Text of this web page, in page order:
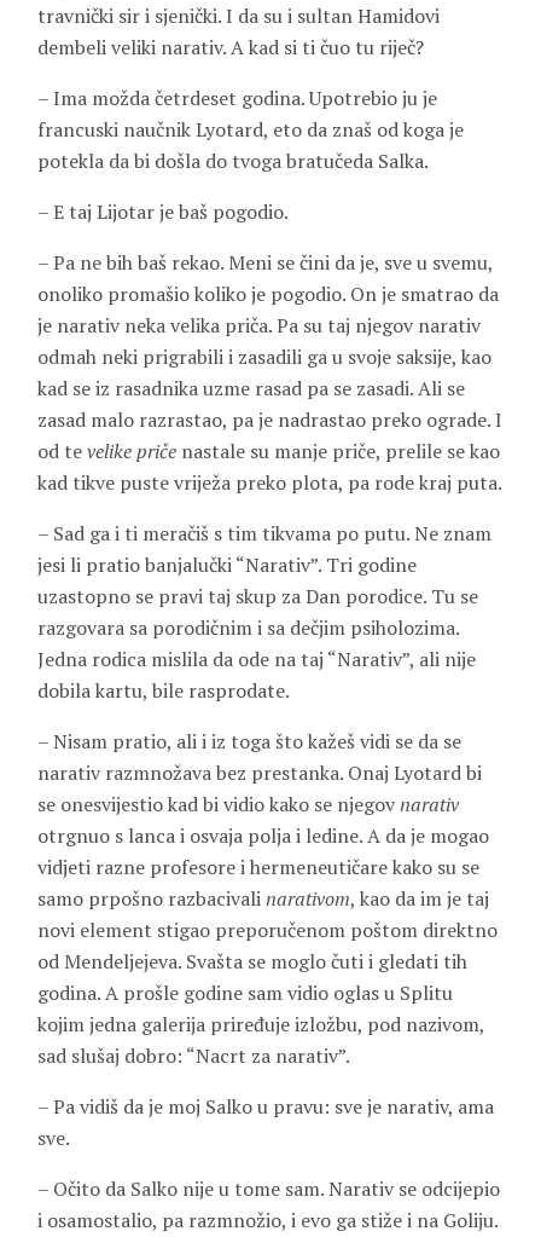
travnički sir i sjenički. I da su i sultanHamidovi
dembeli veliki narativ. A kad si ti čuo tu riječ?
– Ima možda četrdeset godina. Upotrebio ju je
francuski naučnikLyotard, eto da znaš od koga je
potekla da bi došla do tvoga bratučeda Salka.
– E taj Lijotar je baš pogodio.
– Pa ne bih baš rekao. Meni se čini da je, sve u svemu,
onoliko promašio koliko je pogodio. On je smatrao da
je narativ neka velika priča. Pa su taj njegov narativ
odmah neki prigrabili i zasadili ga u svoje saksije, kao
kad se iz rasadnika uzme rasad pa se zasadi. Ali se
zasad malo razrastao, pa je nadrastao preko ograde. I
od tevelike priče nastale su manje priče, prelile se kao
kad tikve puste vriježa preko plota, pa rode kraj puta.
– Sad ga i ti meračiš s tim tikvama po putu. Ne znam
jesi li pratio banjalučki “Narativ”. Tri godine
uzastopno se pravi taj skup za Dan porodice. Tu se
razgovara sa porodičnim i sa dečjim psiholozima.
Jedna rodica mislila da ode na taj “Narativ”, ali nije
dobila kartu, bile rasprodate.
– Nisam pratio, ali i iz toga što kažeš vidi se da se
narativ razmnožava bez prestanka. Onaj Lyotard bi
se onesvijestio kad bi vidio kako se njegovnarativ
otrgnuo s lanca i osvaja polja i ledine. A da je mogao
vidjeti razne profesore i hermeneutičare kako su se
samo prpošno razbacivalinarativom, kao da im je taj
novi element stigao preporučenom poštom direktno
od Mendeljejeva. Svašta se moglo čuti i gledati tih
godina. A prošle godine sam vidio oglas u Splitu
kojim jedna galerija priređuje izložbu, pod nazivom,
sad slušaj dobro: “Nacrt za narativ”.
– Pa vidiš da je moj Salko u pravu: sve je narativ, ama
sve.
– Očito da Salko nije u tome sam. Narativ se odcijepio
i osamostalio, pa razmnožio, i evo ga stiže i na Goliju.